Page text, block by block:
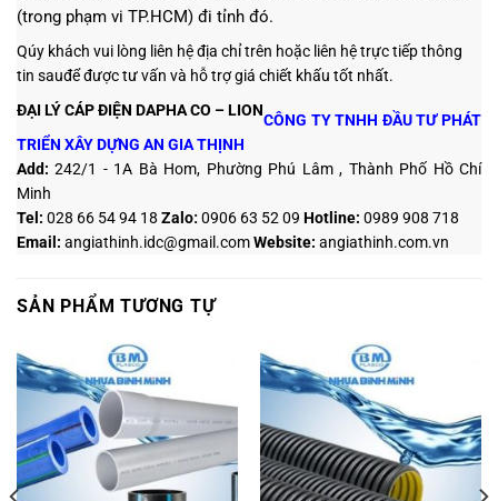
(trong phạm vi TP.HCM) đi tỉnh đó.
Qúy khách vui lòng liên hệ địa chỉ trên hoặc liên hệ trực tiếp thông
tin sauđể được tư vấn và hỗ trợ giá chiết khấu tốt nhất.
ĐẠI LÝ CÁP ĐIỆN DAPHA CO – LION
CÔNG TY TNHH ĐẦU TƯ PHÁT
TRIỂN XÂY DỰNG AN GIA THỊNH
Add:242/1 - 1A Bà Hom, Phường Phú Lâm , Thành Phố Hồ Chí
Minh
Tel: 028 66 54 94 18 Zalo:0906 63 52 09 Hotline: 0989 908 718
Email: angiathinh.idc@gmail.comWebsite: angiathinh.com.vn
SẢN PHẨM TƯƠNG TỰ